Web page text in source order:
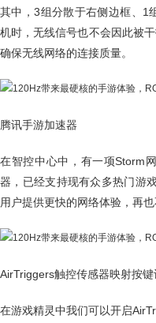
其中，3组分散于右侧边框、1
机时，无线信号也不会因此被
确保无线网络的连接质量。
腾讯手游加速器
在智控中心中，有一项Storm
器，已经支持现有众多热门游
用户提供更快的网络体验，再也
AirTriggers触控传感器映射按键
在游戏精灵中我们可以开启